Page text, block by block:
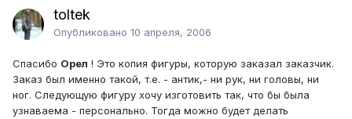
toltek
Опубликовано 10 апреля, 2006
Спасибо Орел ! Это копия фигуры, которую заказал заказчик.
Заказ был именно такой, т.е. - антик,- ни рук, ни головы, ни
ног. Следующую фигуру хочу изготовить так, что бы была
узнаваема - персонально. Тогда можно будет делать